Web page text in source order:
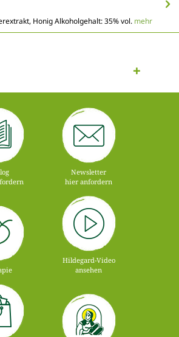
Honig Alkoholgehalt: 35% vol. mehr
Newsletter
hier anfordern
Hildegard-Video
ansehen